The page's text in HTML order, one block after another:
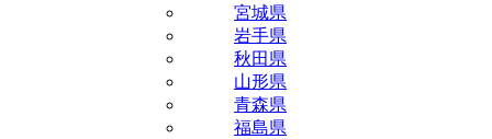
宮城県
岩手県
秋田県
山形県
青森県
福島県